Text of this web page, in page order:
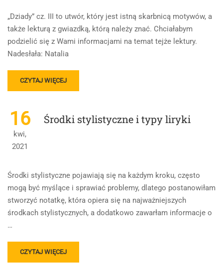
„Dziady” cz. III to utwór, który jest istną skarbnicą motywów, a
także lekturą z gwiazdką, którą należy znać. Chciałabym
podzielić się z Wami informacjami na temat tejże lektury.
Nadesłała: Natalia
READ
MORE
ADAM
MICKIEWICZ
„DZIADY”
CZ.
III
CZYTAJ WIĘCEJ
16
kwi,
2021
Środki stylistyczne i typy liryki
Środki stylistyczne pojawiają się na każdym kroku, często
mogą być myślące i sprawiać problemy, dlatego postanowiłam
stworzyć notatkę, która opiera się na najważniejszych
środkach stylistycznych, a dodatkowo zawarłam informacje o
…
READ
MORE
CZYTAJ WIĘCEJ